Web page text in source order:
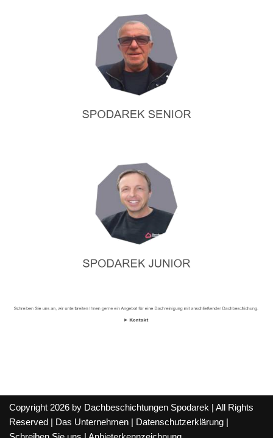
Copyright 2026 by Dachbeschichtungen Spodarek | All Rights
Reserved |
Das Unternehmen Datenschutzerklärung